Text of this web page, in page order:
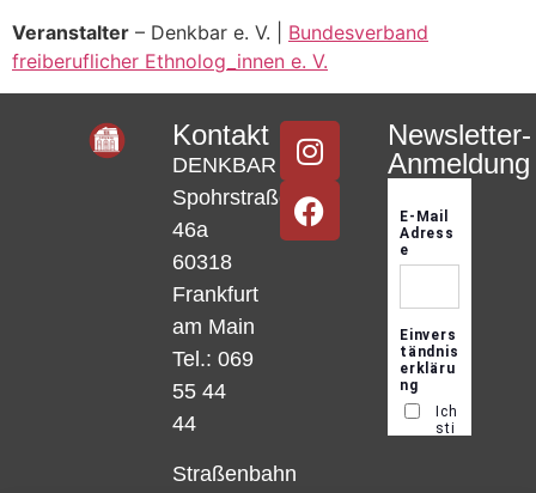
Veranstalter – Denkbar e. V. | Bundesverband
freiberuflicher Ethnolog_innen e. V.
Kontakt
DENKBAR
Spohrstraße
46a
60318
Frankfurt
am Main
Tel.: 069
55 44
44
Straßenbahn
Newsletter-
Anmeldung